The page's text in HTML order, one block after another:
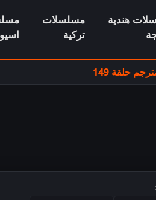
هندية
مسلسلات
تركية
حلقة 149